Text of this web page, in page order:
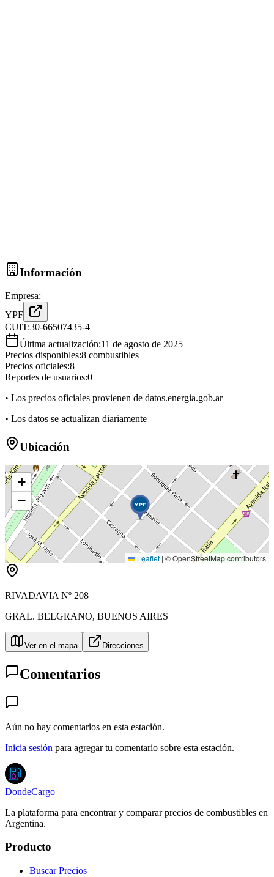
Información
Empresa:
YPF
CUIT:30-66507435-4
Última actualización:11 de agosto de 2025
Precios disponibles:8 combustibles
Precios oficiales:8
Reportes de usuarios:0
• Los precios oficiales provienen de datos.energia.gob.ar
• Los datos se actualizan diariamente
Ubicación
+
−
Leaflet | © OpenStreetMap contributors
RIVADAVIA Nº 208
GRAL. BELGRANO, BUENOS AIRES
Ver en el mapa Direcciones
Comentarios
Aún no hay comentarios en esta estación.
Inicia sesión para agregar tu comentario sobre esta estación.
DondeCargo
La plataforma para encontrar y comparar precios de combustibles en
Argentina.
Producto
Buscar Precios